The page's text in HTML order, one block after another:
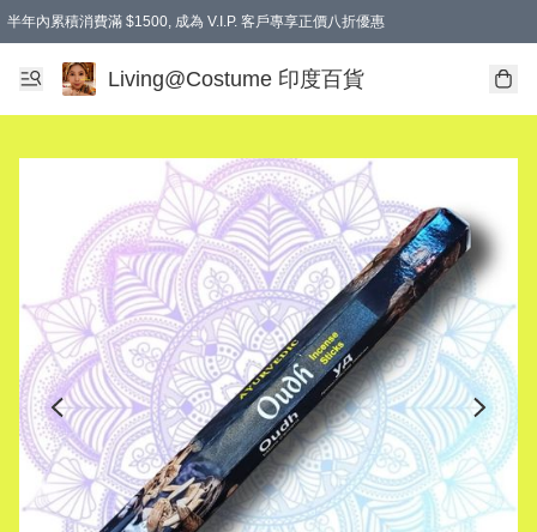
半年內累積消費滿 $1500, 成為 V.I.P. 客戶專享正價八折優惠
滿$600免本地運費
Living@Costume 印度百貨